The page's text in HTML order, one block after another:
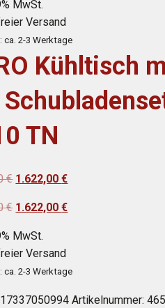
war:
2.950,00 €
MwSt.
Versand
ca. 2-3 Werktage
Kühltisch
TN
€ Ursprünglicher
war:
2.950,00 €
1.622,00€Aktueller
ist:
€ Ursprünglicher
war:
2.950,00 €
1.622,00€Aktueller
MwSt.
Versand
ca. 2-3 Werktage
Artikelnummer: